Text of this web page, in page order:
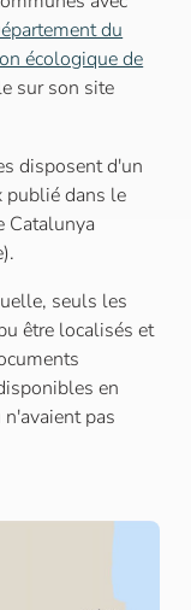
du
écologique de
sur son site
disposent d'un
publié dans le
Catalunya
seuls les
être localisés et
en
pas